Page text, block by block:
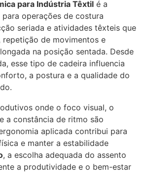
para Indústria Têxtil é a
operações de costura
seriada e atividades têxteis que
repetição de movimentos e
na posição sentada. Desde
esse tipo de cadeira influencia
a postura e a qualidade do
onde o foco visual, o
a constância de ritmo são
aplicada contribui para
e manter a estabilidade
, a escolha adequada do assento
a produtividade e o bem-estar